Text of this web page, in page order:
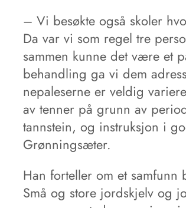
– Vi besøkte også skoler
Da var vi som regel tre
sammen kunne det være et
behandling ga vi dem
nepaleserne er veldig
av tenner på grunn av
tannstein, og instruksjon i
Grønningsæter.
Han forteller om et
Små og store jordskjelv og